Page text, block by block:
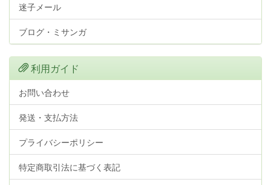
迷子メール
ブログ・ミサンガ
利用ガイド
お問い合わせ
発送・支払方法
プライバシーポリシー
特定商取引法に基づく表記